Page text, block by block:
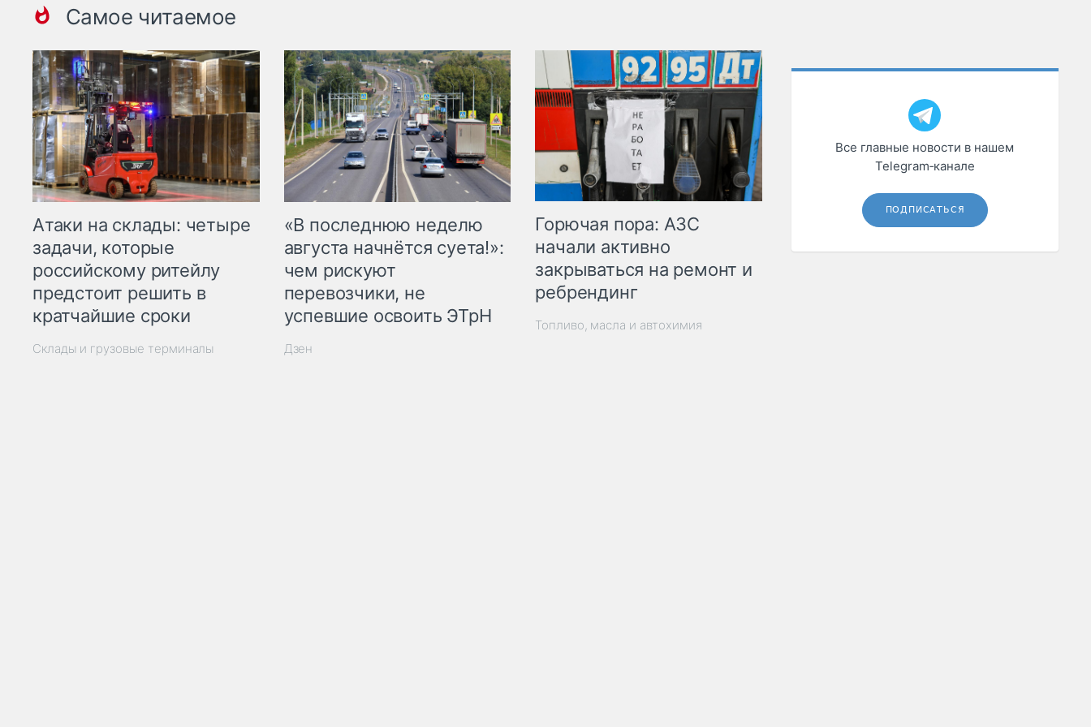
Самое читаемое
Атаки на склады: четыре
задачи, которые
российскому ритейлу
предстоит решить в
кратчайшие сроки
Склады и грузовые терминалы
«В последнюю неделю
августа начнётся суета!»:
чем рискуют
перевозчики, не
успевшие освоить ЭТрН
Дзен
Горючая пора: АЗС
начали активно
закрываться на ремонт и
ребрендинг
Топливо, масла и автохимия
Все главные новости в нашем
Telegram‑канале
ПОДПИСАТЬСЯ